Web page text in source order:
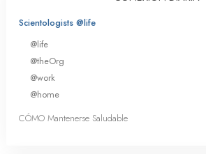
Scientologists @life
@life
@theOrg
@work
@home
CÓMO Mantenerse Saludable